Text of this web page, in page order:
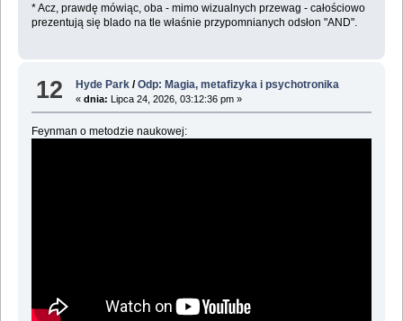
* Acz, prawdę mówiąc, oba - mimo wizualnych przewag - całościowo
prezentują się blado na tle właśnie przypomnianych odsłon "AND".
12 Hyde Park /Odp: Magia, metafizyka i psychotronika
«dnia: Lipca 24, 2026, 03:12:36 pm »
Feynman o metodzie naukowej: